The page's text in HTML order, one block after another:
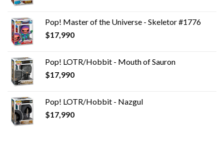
Pop! Master of the Universe - Skeletor #1776
$17,990
Pop! LOTR/Hobbit - Mouth of Sauron
$17,990
Pop! LOTR/Hobbit - Nazgul
$17,990